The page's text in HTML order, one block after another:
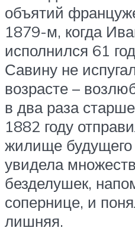
объятий
1879-м, когда
исполнился 61
Савину не
возрасте –
в два раза
1882 году
жилище
увидела
безделушек,
сопернице, и
лишняя.